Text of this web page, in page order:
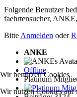
Folgende Benutzer
faehrtensucher, ANKE,
Bitte Anmelden oder
ANKE
Offline
Platinum
Wir benutzen Cookies
Wir nutzen Cookies auf